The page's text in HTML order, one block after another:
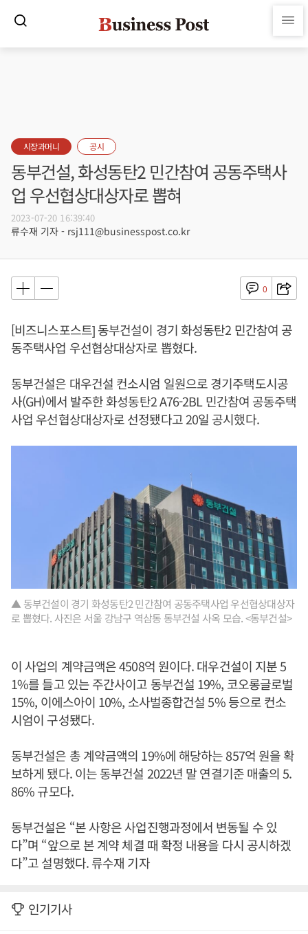
시장과머니 공시
동부건설, 화성동탄2 민간참여 공동주택사
업 우선협상대상자로 뽑혀
2023-07-20 16:39:40
류수재 기자 - rsj111@businesspost.co.kr
0
[비즈니스포스트] 동부건설이 경기 화성동탄2 민간참여 공
동주택사업 우선협상대상자로 뽑혔다.
동부건설은 대우건설 컨소시엄 일원으로 경기주택도시공
사(GH)에서 발주한 화성동탄2 A76-2BL 민간참여 공동주택
사업 우선협상대상자로 선정됐다고 20일 공시했다.
▲ 동부건설이 경기 화성동탄2 민간참여 공동주택사업 우선협상대상자
로 뽑혔다. 사진은 서울 강남구 역삼동 동부건설 사옥 모습. <동부건설>
이 사업의 계약금액은 4508억 원이다. 대우건설이 지분 5
1%를 들고 있는 주간사이고 동부건설 19%, 코오롱글로벌
15%, 이에스아이 10%, 소사벌종합건설 5% 등으로 컨소
시엄이 구성됐다.
동부건설은 총 계약금액의 19%에 해당하는 857억 원을 확
보하게 됐다. 이는 동부건설 2022년 말 연결기준 매출의 5.
86% 규모다.
동부건설은 “본 사항은 사업진행과정에서 변동될 수 있
다”며 “앞으로 본 계약 체결 때 확정 내용을 다시 공시하겠
다”고 설명했다. 류수재 기자
인기기사